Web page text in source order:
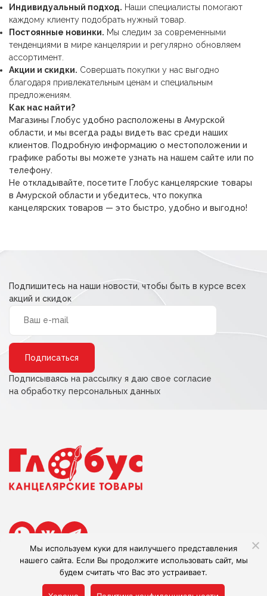
Индивидуальный подход. Наши специалисты помогают
каждому клиенту подобрать нужный товар.
Постоянные новинки. Мы следим за современными
тенденциями в мире канцелярии и регулярно обновляем
ассортимент.
Акции и скидки. Совершать покупки у нас выгодно
благодаря привлекательным ценам и специальным
предложениям.
Как нас найти?
Магазины Глобус удобно расположены в Амурской
области, и мы всегда рады видеть вас среди наших
клиентов. Подробную информацию о местоположении и
графике работы вы можете узнать на нашем сайте или по
телефону.
Не откладывайте, посетите Глобус канцелярские товары
в Амурской области и убедитесь, что покупка
канцелярских товаров — это быстро, удобно и выгодно!
Подпишитесь на наши новости, чтобы быть в курсе всех
акций и скидок
Подписываясь на рассылку я даю свое согласие
на обработку персональных данных
Сделано в Adlibis
Мы используем куки для наилучшего представления
нашего сайта. Если Вы продолжите использовать сайт, мы
будем считать что Вас это устраивает.